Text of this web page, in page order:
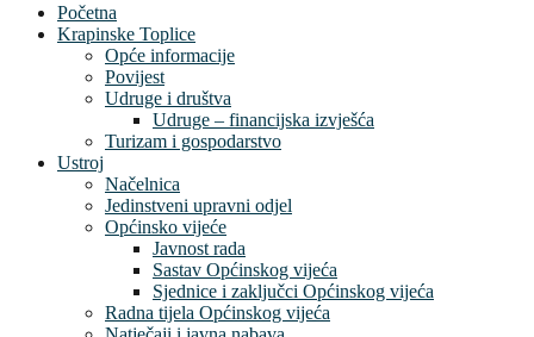
Početna
Krapinske Toplice
Opće informacije
Povijest
Udruge i društva
Udruge – financijska izvješća
Turizam i gospodarstvo
Ustroj
Načelnica
Jedinstveni upravni odjel
Općinsko vijeće
Javnost rada
Sastav Općinskog vijeća
Sjednice i zaključci Općinskog vijeća
Radna tijela Općinskog vijeća